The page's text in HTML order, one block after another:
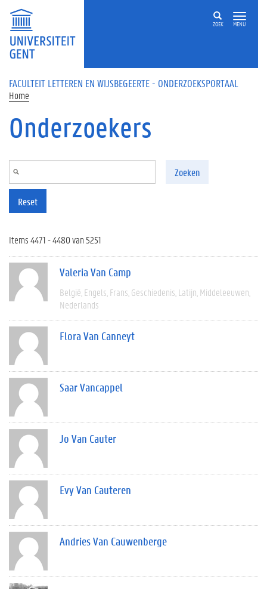
Overslaan en naar de inhoud gaan
ZOEK MENU
FACULTEIT LETTEREN EN WIJSBEGEERTE - ONDERZOEKSPORTAAL
Home
Onderzoekers
Zoeken
Reset
Items 4471 - 4480 van 5251
Valeria Van Camp
België Engels Frans Geschiedenis Latijn Middeleeuwen
Nederlands
Flora Van Canneyt
Saar Vancappel
Jo Van Cauter
Evy Van Cauteren
Andries Van Cauwenberge